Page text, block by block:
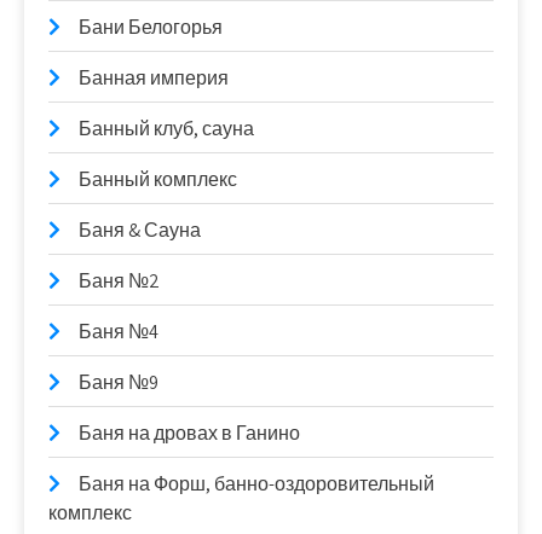
Бани Белогорья
Банная империя
Банный клуб, сауна
Банный комплекс
Баня & Сауна
Баня №2
Баня №4
Баня №9
Баня на дровах в Ганино
Баня на Форш, банно-оздоровительный
комплекс